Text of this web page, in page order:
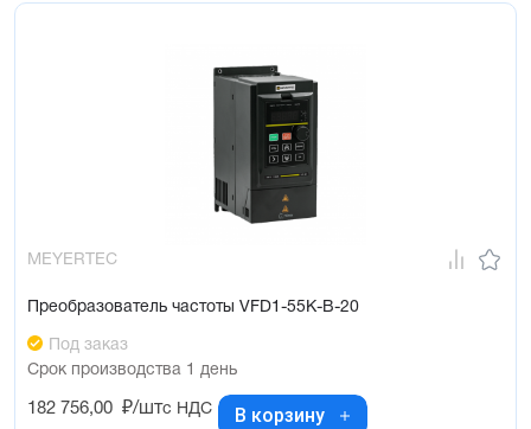
MEYERTEC
Преобразователь частоты VFD1-55K-B-20
Под заказ
Срок производства 1 день
182 756,00 ₽/штс НДС В корзину